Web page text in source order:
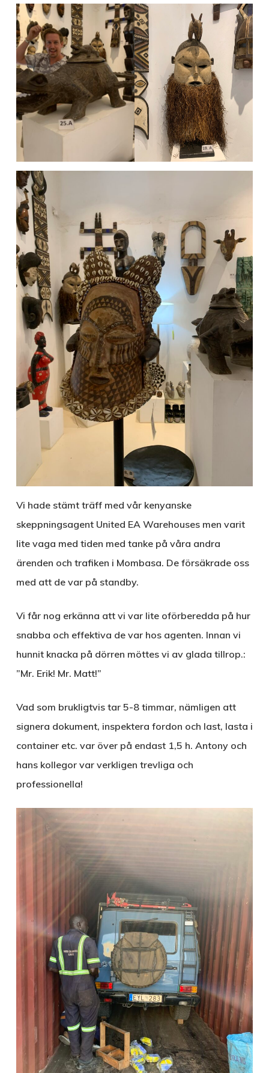
Vi hade stämt träff med vår kenyanske
skeppningsagent United EA Warehouses men varit
lite vaga med tiden med tanke på våra andra
ärenden och trafiken i Mombasa. De försäkrade oss
med att de var på standby.
Vi får nog erkänna att vi var lite oförberedda på hur
snabba och effektiva de var hos agenten. Innan vi
hunnit knacka på dörren möttes vi av glada tillrop.:
”Mr. Erik! Mr. Matt!”
Vad som brukligtvis tar 5-8 timmar, nämligen att
signera dokument, inspektera fordon och last, lasta i
container etc. var över på endast 1,5 h. Antony och
hans kollegor var verkligen trevliga och
professionella!